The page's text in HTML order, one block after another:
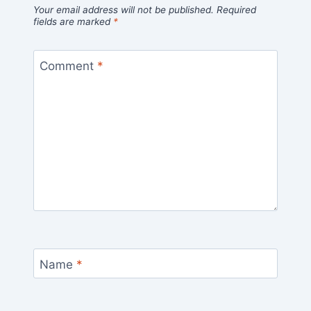
Your email address will not be published. Required
fields are marked *
Comment *
Name *